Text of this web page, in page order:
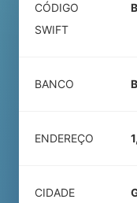
CÓDIGO
SWIFT
BANCO
ENDEREÇO
CIDADE